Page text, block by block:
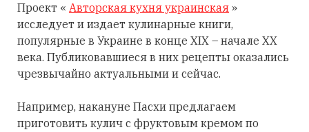
Проект « Авторская кухня украинская »
исследует и издает кулинарные книги,
популярные в Украине в конце XIX – начале XX
века. Публиковавшиеся в них рецепты оказались
чрезвычайно актуальными и сейчас.
Например, накануне Пасхи предлагаем
приготовить кулич с фруктовым кремом по